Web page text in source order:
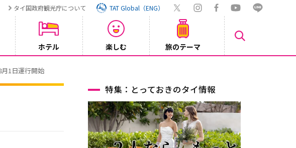
タイ国政府観光庁について TAT Global（ENG）
ホテル 楽しむ 旅のテーマ
特集：とっておきのタイ情報